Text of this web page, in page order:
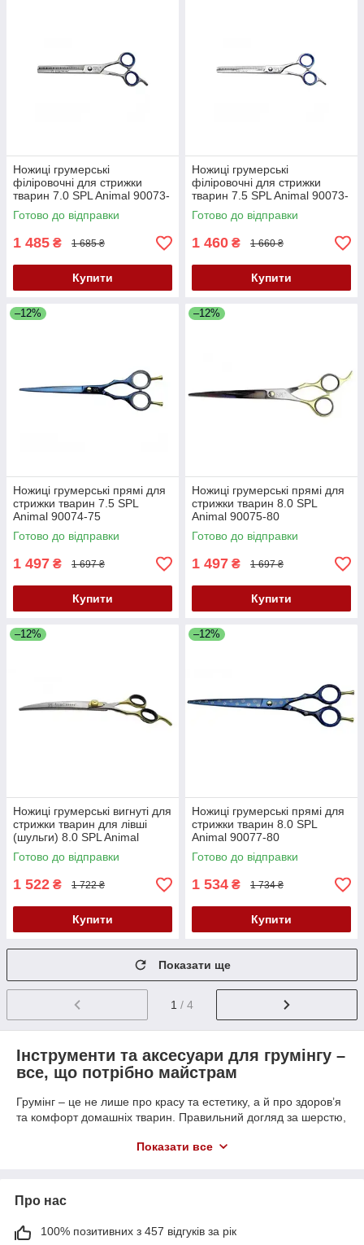
Ножиці грумерські
філіровочні для стрижки
тварин 7.0 SPL Animal 90073-
70
Готово до відправки
1 485 ₴ 1 685 ₴
Купити
Ножиці грумерські
філіровочні для стрижки
тварин 7.5 SPL Animal 90073-
75
Готово до відправки
1 460 ₴ 1 660 ₴
Купити
–12%
Ножиці грумерські прямі для
стрижки тварин 7.5 SPL
Animal 90074-75
Готово до відправки
1 497 ₴ 1 697 ₴
Купити
–12%
Ножиці грумерські прямі для
стрижки тварин 8.0 SPL
Animal 90075-80
Готово до відправки
1 497 ₴ 1 697 ₴
Купити
–12%
Ножиці грумерські вигнуті для
стрижки тварин для лівші
(шульги) 8.0 SPL Animal
90076-80
Готово до відправки
1 522 ₴ 1 722 ₴
Купити
–12%
Ножиці грумерські прямі для
стрижки тварин 8.0 SPL
Animal 90077-80
Готово до відправки
1 534 ₴ 1 734 ₴
Купити
Показати ще
1 / 4
Інструменти та аксесуари для грумінгу –
все, що потрібно майстрам
Грумінг – це не лише про красу та естетику, а й про здоров’я
та комфорт домашніх тварин. Правильний догляд за шерстю,
зовнішній вигляд, а також попереджує багато проблем зі
допомагають доглядати за тваринами як професійно, так і в
домашніх умовах. А придбати їх ви зможете на нашому сайті.
Популярні інструменти для грумінгу
Показати все
Про нас
100% позитивних з 457 відгуків за рік